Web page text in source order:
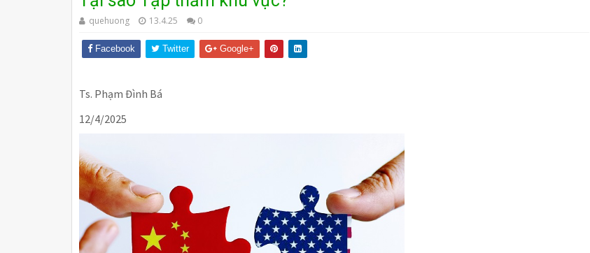
quehuong 13.4.25 0
Facebook Twitter Google+
Ts. Phạm Đình Bá
12/4/2025